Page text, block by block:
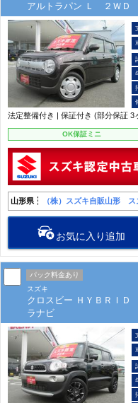
アルトラパン Ｌ ２ＷＤ
法定整備付き | 保証付き (部分保証 3
OK保証ミニ
山形県 （株）スズキ自販山形
お気に入り追加
パック料金あり
スズキ
クロスビー ＨＹＢＲＩ
ラナビ